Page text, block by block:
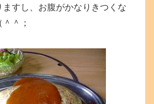
ますし、お腹がかなりきつくな
＾；